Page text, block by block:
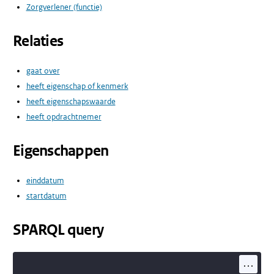
Zorgverlener (functie)
Relaties
gaat over
heeft eigenschap of kenmerk
heeft eigenschapswaarde
heeft opdrachtnemer
Eigenschappen
einddatum
startdatum
SPARQL query
...